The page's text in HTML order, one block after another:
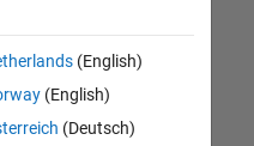
(English)
(English)
(Deutsch)